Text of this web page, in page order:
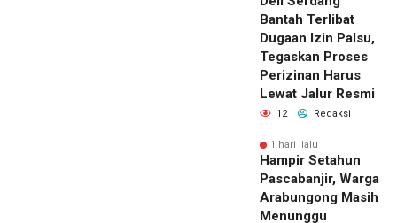
Bantah Terlibat
Dugaan Izin Palsu,
Tegaskan Proses
Perizinan Harus
Lewat Jalur Resmi
12 Redaksi
1 hari lalu
Hampir Setahun
Pascabanjir, Warga
Arabungong Masih
Menunggu